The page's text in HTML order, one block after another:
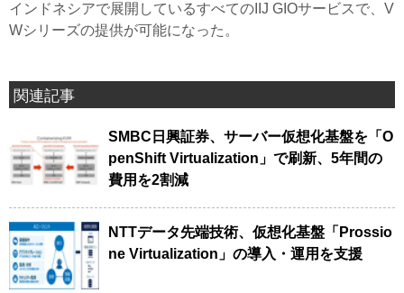
インドネシアで展開しているすべてのIIJ GIOサービスで、V
Wシリーズの提供が可能になった。
関連記事
SMBC日興証券、サーバー仮想化基盤を「O
penShift Virtualization」で刷新、5年間の
費用を2割減
NTTデータ先端技術、仮想化基盤「Prossio
ne Virtualization」の導入・運用を支援